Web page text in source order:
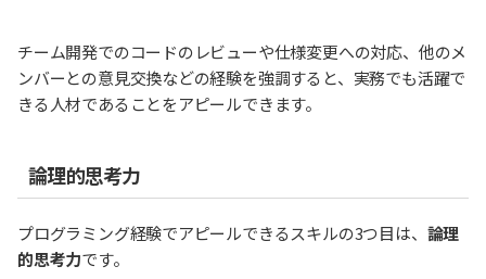
チーム開発でのコードのレビューや仕様変更への対応、他のメ
ンバーとの意見交換などの経験を強調すると、実務でも活躍で
きる人材であることをアピールできます。
論理的思考力
プログラミング経験でアピールできるスキルの3つ目は、 論理
的思考力です。